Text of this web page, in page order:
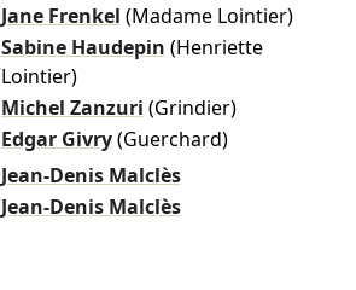
Jane Frenkel (Madame Lointier)
Sabine Haudepin (Henriette
Lointier)
Michel Zanzuri (Grindier)
Edgar Givry (Guerchard)
Jean-Denis Malclès
Jean-Denis Malclès